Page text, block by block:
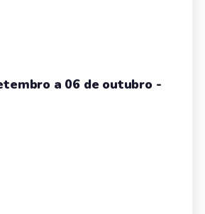
a 06 de outubro -